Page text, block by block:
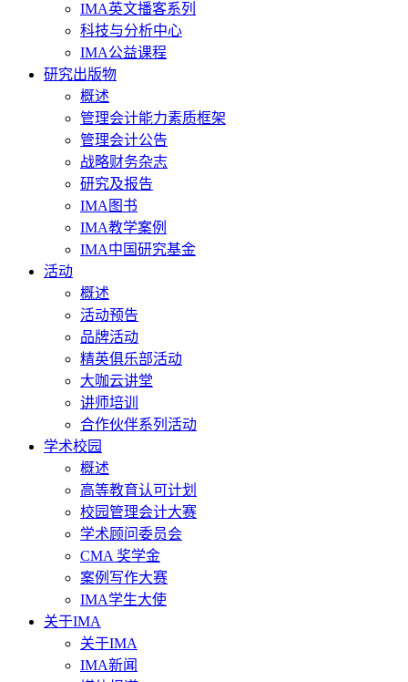
IMA英文播客系列
科技与分析中心
IMA公益课程
研究出版物
概述
管理会计能力素质框架
管理会计公告
战略财务杂志
研究及报告
IMA图书
IMA教学案例
IMA中国研究基金
活动
概述
活动预告
品牌活动
精英俱乐部活动
大咖云讲堂
讲师培训
合作伙伴系列活动
学术校园
概述
高等教育认可计划
校园管理会计大赛
学术顾问委员会
CMA 奖学金
案例写作大赛
IMA学生大使
关于IMA
关于IMA
IMA新闻